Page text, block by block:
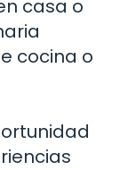
casa o
cocina o